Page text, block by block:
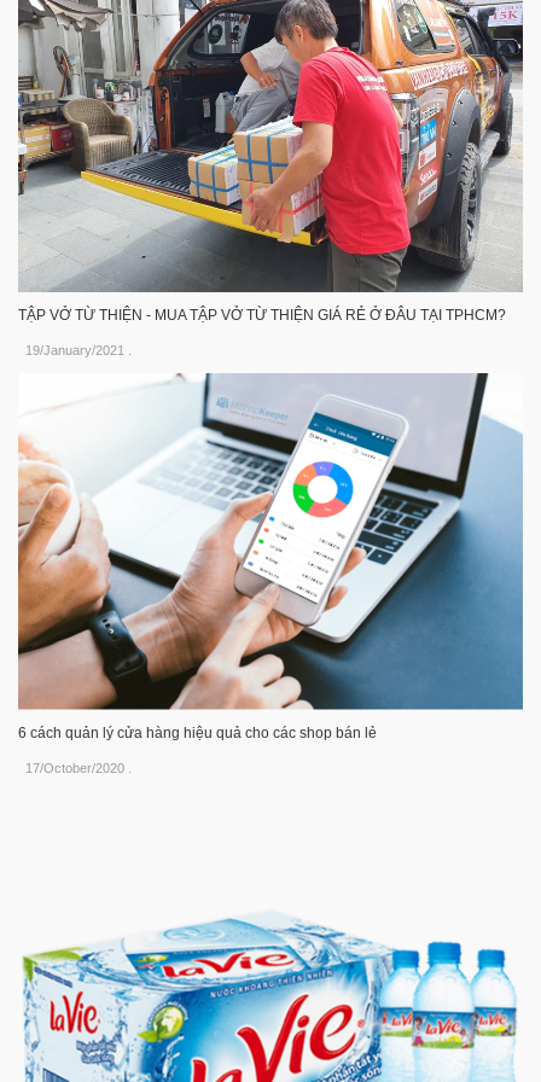
TẬP VỞ TỪ THIỆN - MUA TẬP VỞ TỪ THIỆN GIÁ RẺ Ở ĐÂU TẠI TPHCM?
19/January/2021
6 cách quản lý cửa hàng hiệu quả cho các shop bán lẻ
17/October/2020